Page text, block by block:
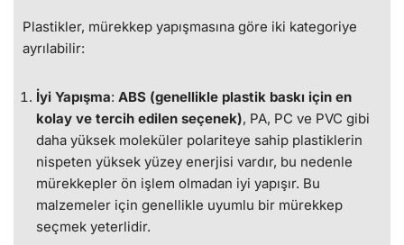
Plastikler, mürekkep yapışmasına göre iki kategoriye
ayrılabilir:
İyi Yapışma: ABS (genellikle plastik baskı için en
kolay ve tercih edilen seçenek), PA, PC ve PVC gibi
daha yüksek moleküler polariteye sahip plastiklerin
nispeten yüksek yüzey enerjisi vardır, bu nedenle
mürekkepler ön işlem olmadan iyi yapışır. Bu
malzemeler için genellikle uyumlu bir mürekkep
seçmek yeterlidir.